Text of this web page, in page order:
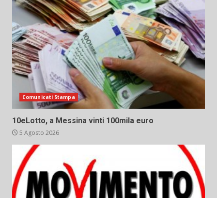
Comunicati Stampa
10eLotto, a Messina vinti 100mila euro
5 Agosto 2026